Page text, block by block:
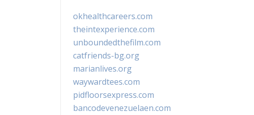
okhealthcareers.com
theintexperience.com
unboundedthefilm.com
catfriends-bg.org
marianlives.org
waywardtees.com
pidfloorsexpress.com
bancodevenezuelaen.com